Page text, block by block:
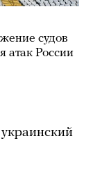
судов
атак России